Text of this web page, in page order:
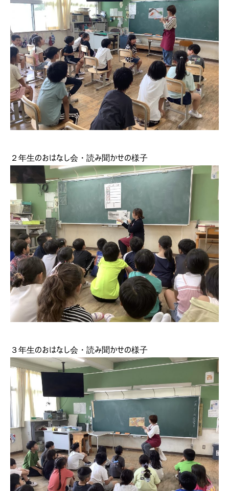
２年生のおはなし会・読み聞かせの様子
３年生のおはなし会・読み聞かせの様子